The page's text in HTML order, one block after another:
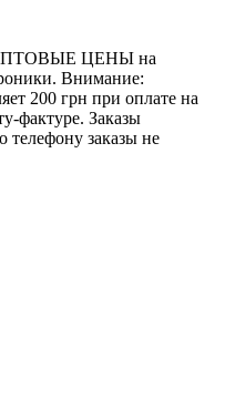
ОПТОВЫЕ ЦЕНЫ на
Внимание:
200 грн при оплате на
фактуре. Заказы
телефону заказы не